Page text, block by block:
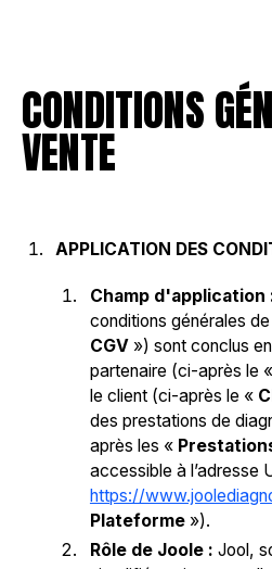
CONDITIONS
VENTE
APPLICATION DES
Champ d'application
conditions générales
CGV») sont conclus
partenaire (ci-après le «
le client (ci-après le «
des prestations de
après les «
accessible à l’adresse
https://
Plateforme»).
Rôle de Joole : Jool,